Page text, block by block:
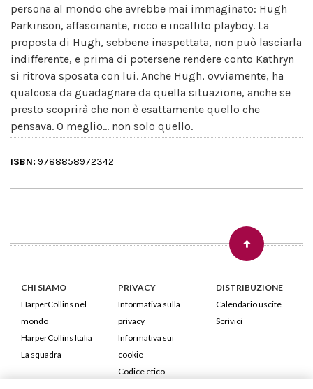
persona al mondo che avrebbe mai immaginato: Hugh
Parkinson, affascinante, ricco e incallito playboy. La
proposta di Hugh, sebbene inaspettata, non può lasciarla
indifferente, e prima di potersene rendere conto Kathryn
si ritrova sposata con lui. Anche Hugh, ovviamente, ha
qualcosa da guadagnare da quella situazione, anche se
presto scoprirà che non è esattamente quello che
pensava. O meglio... non solo quello.
ISBN: 9788858972342
CHI SIAMO
HarperCollins nel
mondo
HarperCollins Italia
La squadra
PRIVACY
Informativa sulla
privacy
Informativa sui
cookie
Codice etico
DISTRIBUZIONE
Calendario uscite
Scrivici